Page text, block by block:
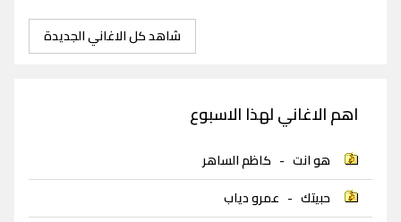
شاهد كل الاغاني الجديدة
اهم الاغاني لهذا الاسبوع
هو انت - كاظم الساهر
حبيتك - عمرو دياب